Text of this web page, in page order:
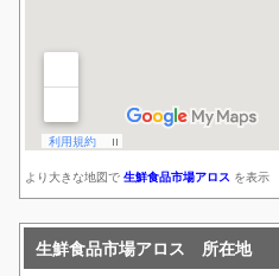
より大きな地図で 生鮮食品市場アロス を表示
生鮮食品市場アロス 所在地